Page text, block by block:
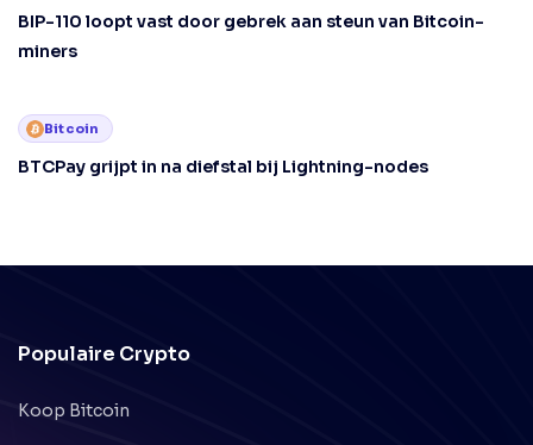
BIP-110 loopt vast door gebrek aan steun van Bitcoin-
miners
Bitcoin
BTCPay grijpt in na diefstal bij Lightning-nodes
Populaire Crypto
Koop Bitcoin